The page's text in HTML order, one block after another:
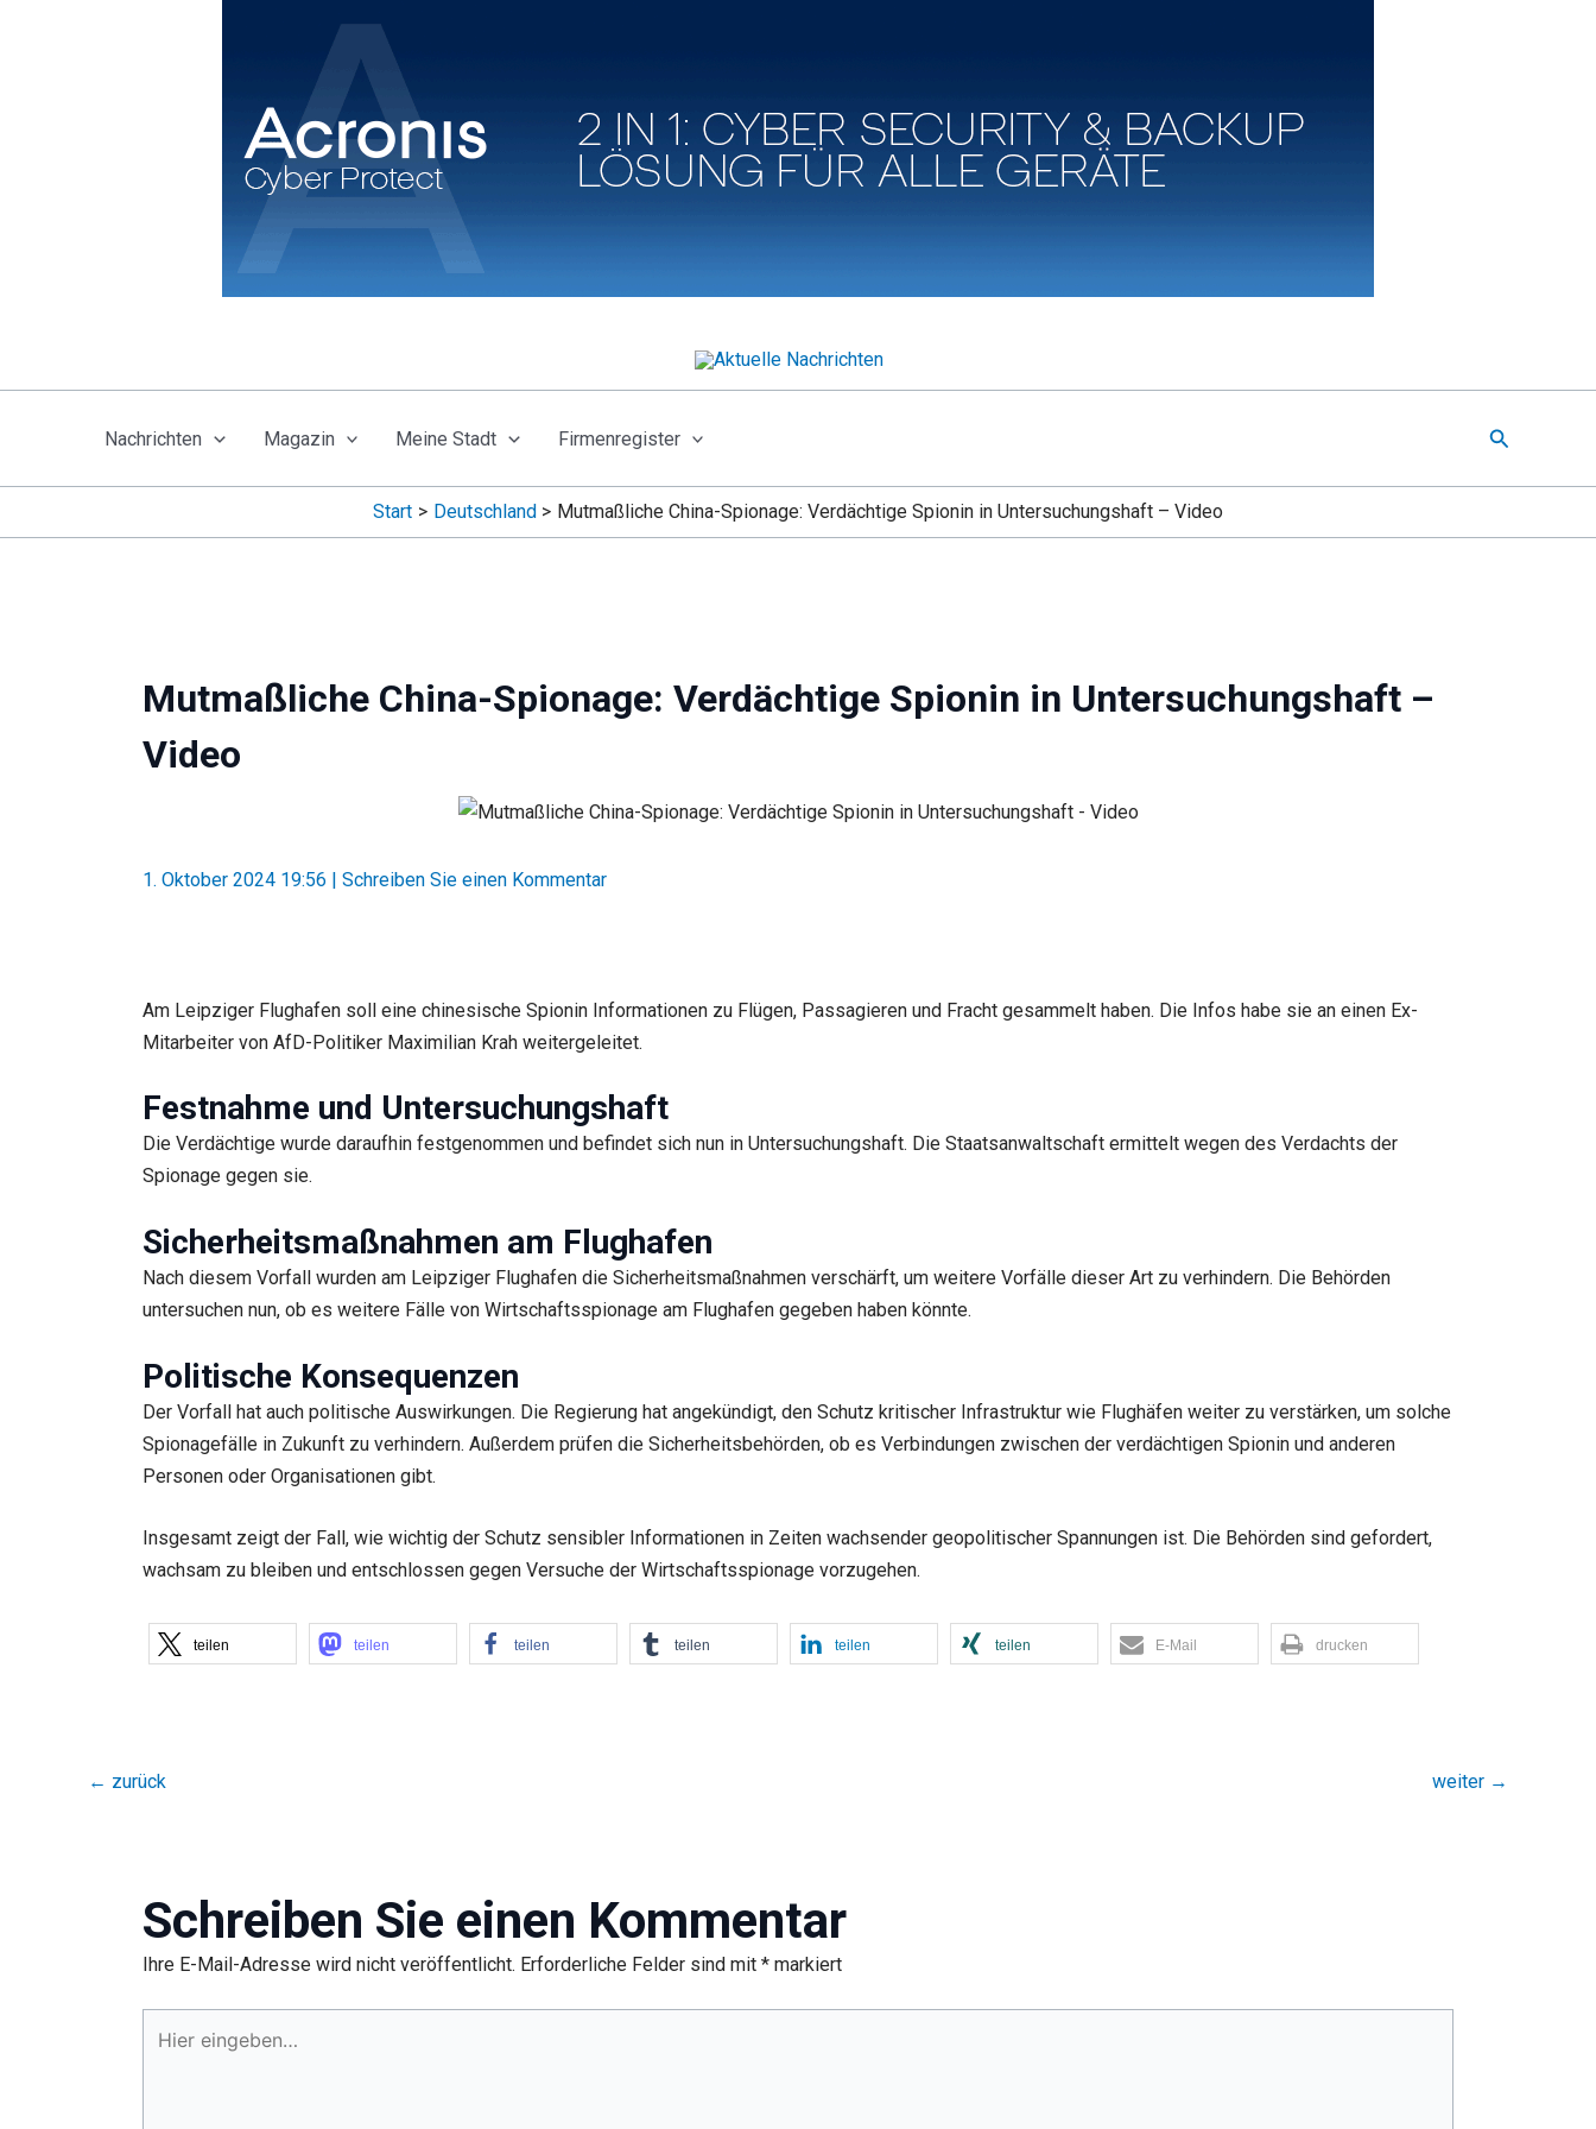
Nachrichten Magazin Meine Stadt Firmenregister Suchen
Start Deutschland Mutmaßliche China-Spionage: Verdächtige Spionin in Untersuchungshaft – Video
Mutmaßliche China-Spionage: Verdächtige Spionin in Untersuchungshaft –
Video
1. Oktober 2024 19:56 Schreiben Sie einen Kommentar
Am Leipziger Flughafen soll eine chinesische Spionin Informationen zu Flügen, Passagieren und Fracht gesammelt haben. Die Infos habe sie an einen Ex-
Mitarbeiter von AfD-Politiker Maximilian Krah weitergeleitet.
Festnahme und Untersuchungshaft
Die Verdächtige wurde daraufhin festgenommen und befindet sich nun in Untersuchungshaft. Die Staatsanwaltschaft ermittelt wegen des Verdachts der
Spionage gegen sie.
Sicherheitsmaßnahmen am Flughafen
Nach diesem Vorfall wurden am Leipziger Flughafen die Sicherheitsmaßnahmen verschärft, um weitere Vorfälle dieser Art zu verhindern. Die Behörden
untersuchen nun, ob es weitere Fälle von Wirtschaftsspionage am Flughafen gegeben haben könnte.
Politische Konsequenzen
Der Vorfall hat auch politische Auswirkungen. Die Regierung hat angekündigt, den Schutz kritischer Infrastruktur wie Flughäfen weiter zu verstärken, um solche
Spionagefälle in Zukunft zu verhindern. Außerdem prüfen die Sicherheitsbehörden, ob es Verbindungen zwischen der verdächtigen Spionin und anderen
Personen oder Organisationen gibt.
Insgesamt zeigt der Fall, wie wichtig der Schutz sensibler Informationen in Zeiten wachsender geopolitischer Spannungen ist. Die Behörden sind gefordert,
wachsam zu bleiben und entschlossen gegen Versuche der Wirtschaftsspionage vorzugehen.
teilen teilen teilen teilen teilen teilen E-Mail drucken
← zurück weiter →
Schreiben Sie einen Kommentar
Ihre E-Mail-Adresse wird nicht veröffentlicht. Erforderliche Felder sind mit * markiert
eingeben…